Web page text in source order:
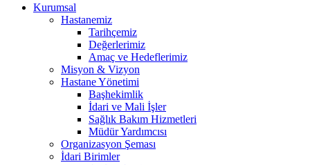
Kurumsal
Hastanemiz
Tarihçemiz
Değerlerimiz
Amaç ve Hedeflerimiz
Misyon & Vizyon
Hastane Yönetimi
Başhekimlik
İdari ve Mali İşler
Sağlık Bakım Hizmetleri
Müdür Yardımcısı
Organizasyon Şeması
İdari Birimler